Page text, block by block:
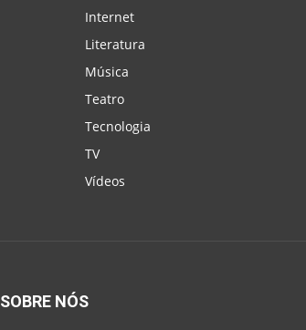
Internet
Literatura
Música
Teatro
Tecnologia
TV
Vídeos
SOBRE NÓS